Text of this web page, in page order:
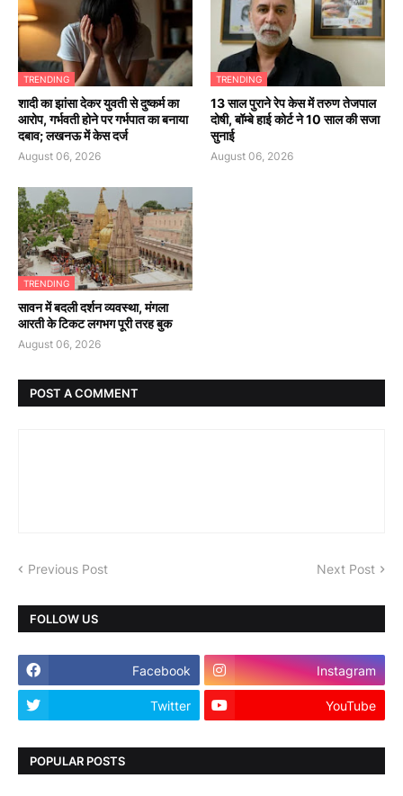
TRENDING
शादी का झांसा देकर युवती से दुष्कर्म का
आरोप, गर्भवती होने पर गर्भपात का बनाया
दबाव; लखनऊ में केस दर्ज
August 06, 2026
TRENDING
13 साल पुराने रेप केस में तरुण तेजपाल
दोषी, बॉम्बे हाई कोर्ट ने 10 साल की सजा
सुनाई
August 06, 2026
TRENDING
सावन में बदली दर्शन व्यवस्था, मंगला
आरती के टिकट लगभग पूरी तरह बुक
August 06, 2026
POST A COMMENT
Previous Post Next Post
FOLLOW US
Facebook Instagram
Twitter YouTube
POPULAR POSTS